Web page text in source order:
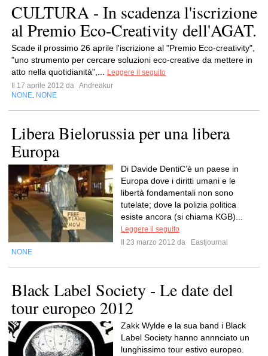
CULTURA - In scadenza l'iscrizione
al Premio Eco-Creativity dell'AGAT.
Scade il prossimo 26 aprile l'iscrizione al "Premio Eco-creativity",
"uno strumento per cercare soluzioni eco-creative da mettere in
atto nella quotidianità",...
Leggere il seguito
Il 17 aprile 2012 da Andreakur
NONE NONE
Libera Bielorussia per una libera
Europa
Di Davide DentiC’è un paese in
Europa dove i diritti umani e le
libertà fondamentali non sono
tutelate; dove la polizia politica
esiste ancora (si chiama KGB)...
Leggere il seguito
Il 23 marzo 2012 da
Eastjournal
NONE
Black Label Society - Le date del
tour europeo 2012
Zakk Wylde e la sua band i Black
Label Society hanno annnciato un
lunghissimo tour estivo europeo.